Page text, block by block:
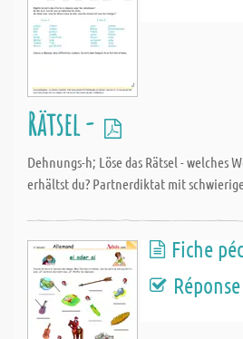
Rätsel -
Dehnungs-h; Löse das Rätsel - welches
erhältst du? Partnerdiktat mit
Fiche
Réponse